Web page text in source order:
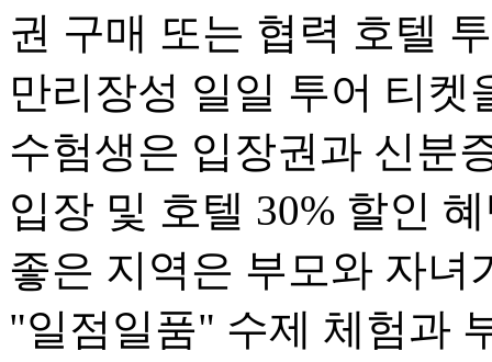
권 구매 또는 협력 호텔
만리장성 일일 투어 티켓
수험생은 입장권과 신분
입장 및 호텔 30% 할인
좋은 지역은 부모와 자녀
"일점일품" 수제 체험과